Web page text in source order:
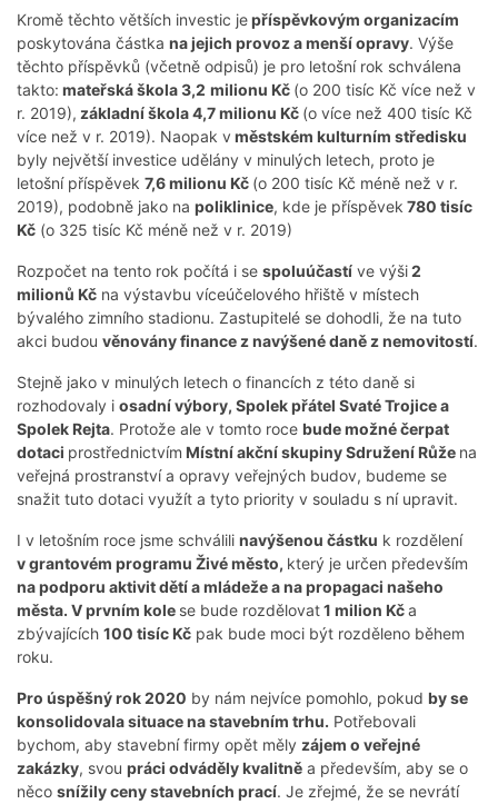
Kromě těchto větších investic jepříspěvkovým organizacím
poskytována částka na jejich provoz a menší opravy. Výše
těchto příspěvků (včetně odpisů) je pro letošní rok schválena
takto: mateřská škola 3,2 milionu Kč (o 200 tisíc Kč více než v
r. 2019), základní škola 4,7 milionu Kč (o více než 400 tisíc Kč
více než v r. 2019). Naopak v městském kulturním středisku
byly největší investice udělány v minulých letech, proto je
letošní příspěvek 7,6 milionu Kč (o 200 tisíc Kč méně než v r.
2019), podobně jako na poliklinice, kde je příspěvek 780 tisíc
Kč (o 325 tisíc Kč méně než v r. 2019)
Rozpočet na tento rok počítá i se spoluúčastí ve výši2
milionů Kč na výstavbu víceúčelového hřiště v místech
bývalého zimního stadionu. Zastupitelé se dohodli, že na tuto
akci budou věnovány finance z navýšené daně z nemovitostí.
Stejně jako v minulých letech o financích z této daně si
rozhodovaly i osadní výbory, Spolek přátel Svaté Trojice a
Spolek Rejta. Protože ale v tomto roce bude možné čerpat
dotaci prostřednictvím Místní akční skupiny Sdružení Růže na
veřejná prostranství a opravy veřejných budov, budeme se
snažit tuto dotaci využít a tyto priority v souladu s ní upravit.
I v letošním roce jsme schválili navýšenou částku k rozdělení
v grantovém programu Živé město, který je určen především
na podporu aktivit dětí a mládeže a na propagaci našeho
města. V prvním kole se bude rozdělovat1 milion Kča
zbývajících 100 tisíc Kč pak bude moci být rozděleno během
roku.
Pro úspěšný rok 2020 by nám nejvíce pomohlo, pokud by se
konsolidovala situace na stavebním trhu. Potřebovali
bychom, aby stavební firmy opět měly zájem o veřejné
zakázky, svou práci odváděly kvalitně a především, aby se o
něco snížily ceny stavebních prací. Je zřejmé, že se nevrátí